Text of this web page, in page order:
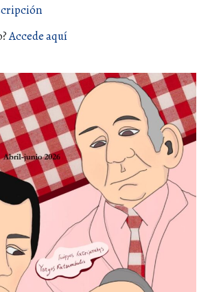
Accede aquí